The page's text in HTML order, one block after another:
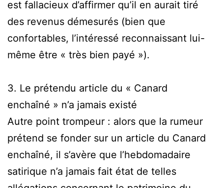
est fallacieux d’affirmer qu’il en aurait tiré
des revenus démesurés (bien que
confortables, l’intéressé reconnaissant lui-
même être « très bien payé »).
3. Le prétendu article du « Canard
enchaîné » n’a jamais existé
Autre point trompeur : alors que la rumeur
prétend se fonder sur un article du Canard
enchaîné, il s’avère que l’hebdomadaire
satirique n’a jamais fait état de telles